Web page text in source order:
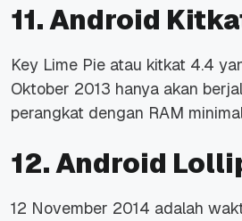
11. Android
Key Lime Pie atau kitkat 4.4
Oktober 2013 hanya akan
perangkat dengan RAM
12. Android
12 November 2014 adalah